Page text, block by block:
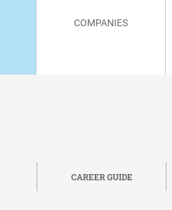
COMPANIES
CAREER GUIDE